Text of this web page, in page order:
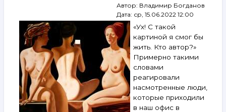
Борух,
Немухин,
Назаренко
и другие.
7–
13 декабря
2022
Автор: Владимир Богданов
Дата: ср, 15.06.2022 12:00
«Ух! С такой
картиной я смог бы
жить. Кто автор?»
Примерно такими
словами
реагировали
насмотренные люди,
которые приходили
в наш офис в